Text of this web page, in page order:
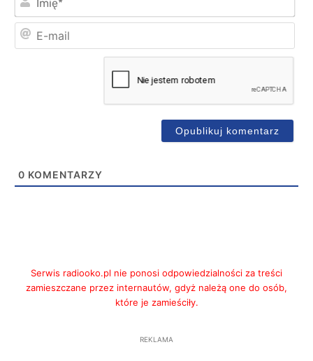
0 KOMENTARZY
Serwis radiooko.pl nie ponosi odpowiedzialności za treści
zamieszczane przez internautów, gdyż należą one do osób,
które je zamieściły.
REKLAMA